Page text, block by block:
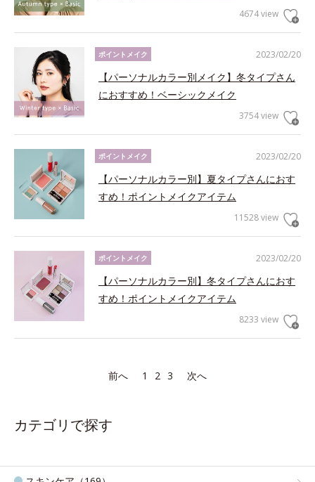
4674 view
2023/02/20
ポイントメイク
【パーソナルカラー別メイク】冬タイプさん
におすすめ！ベーシックメイク
3754 view
2023/02/20
ポイントメイク
【パーソナルカラー別】夏タイプさんにおす
すめ！ポイントメイクアイテム
11528 view
2023/02/20
ポイントメイク
【パーソナルカラー別】冬タイプさんにおす
すめ！ポイントメイクアイテム
8233 view
前へ 1 2 3 次へ
カテゴリで探す